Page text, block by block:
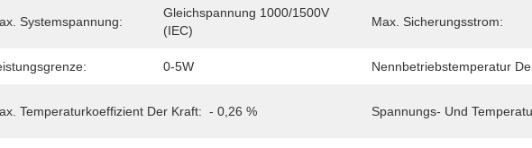
Systemspannung:
Gleichspannung 1000/1500V
(IEC)
Max. Sicherungsstrom:
0-5W Nennbetriebstemperatur
Temperaturkoeffizient Der Kraft: - 0,26 % Spannungs- Und